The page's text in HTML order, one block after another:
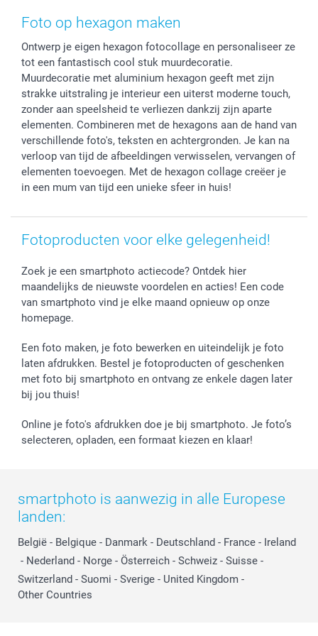
Stickers en Etiketten
Fotokaders, Decoratie en Snoepjes
Fotokalenders & Fotoagenda's
Geschenken voor hem
Afstuderen
Moederdag
Vaderdag
Verjaardag
Geboorte
Voorwaarden
Herroepingsrecht
Klachtenregeling
Wettelijke garantie
Privacybeleid
Cookiebeleid
Prijslijst
Jobs & Stages
Investor Relations
smartgarantie
smartbonus
Betalingsmogelijkheden
Grote bestellingen
Levering
Mijn orderstatus
smartfriends
Foto op hexagon maken
Ontwerp je eigen hexagon fotocollage en personaliseer ze
tot een fantastisch cool stuk muurdecoratie.
Muurdecoratie met aluminium hexagon geeft met zijn
strakke uitstraling je interieur een uiterst moderne touch,
zonder aan speelsheid te verliezen dankzij zijn aparte
elementen. Combineren met de hexagons aan de hand van
verschillende foto's, teksten en achtergronden. Je kan na
verloop van tijd de afbeeldingen verwisselen, vervangen of
elementen toevoegen. Met de hexagon collage creëer je
in een mum van tijd een unieke sfeer in huis!
Fotoproducten voor elke gelegenheid!
Zoek je een smartphoto actiecode? Ontdek hier
maandelijks de nieuwste voordelen en acties! Een code
van smartphoto vind je elke maand opnieuw op onze
homepage.
Een foto maken, je foto bewerken en uiteindelijk je foto
laten afdrukken. Bestel je fotoproducten of geschenken
met foto bij smartphoto en ontvang ze enkele dagen later
bij jou thuis!
Online je foto's afdrukken doe je bij smartphoto. Je foto’s
selecteren, opladen, een formaat kiezen en klaar!
smartphoto is aanwezig in alle Europese
landen:
België - Belgique - Danmark - Deutschland - France - Ireland
- Nederland - Norge - Österreich - Schweiz - Suisse -
Switzerland - Suomi - Sverige - United Kingdom -
Other Countries